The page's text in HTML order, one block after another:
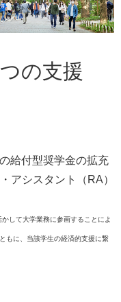
の支援
給付型奨学金の拡充
アシスタント（RA）
して大学業務に参画することによ
もに、当該学生の経済的支援に繋